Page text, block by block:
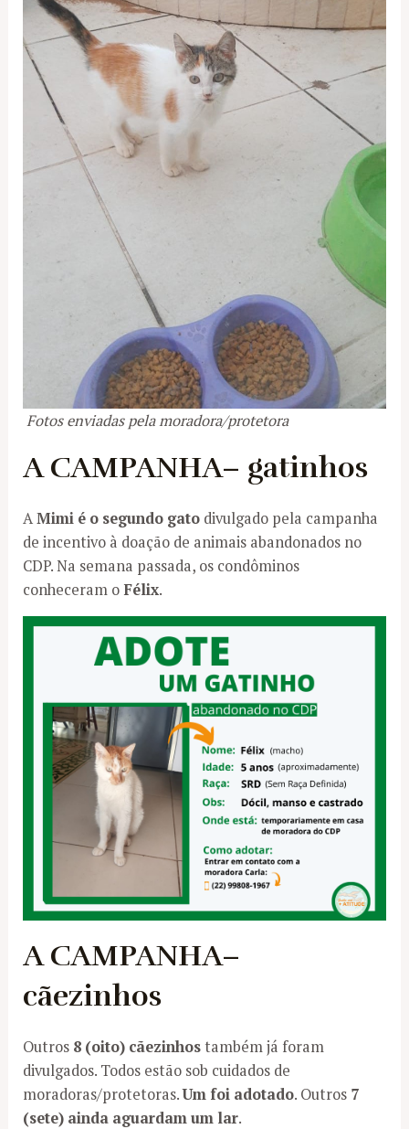
Fotos enviadas pela moradora/protetora
A CAMPANHA– gatinhos
AMimi é o segundo gato divulgado pela campanha
de incentivo à doação de animais abandonados no
CDP. Na semana passada, os condôminos
conheceram oFélix.
A CAMPANHA–
cãezinhos
Outros 8 (oito) cãezinhostambém já foram
divulgados. Todos estão sob cuidados de
moradoras/protetoras.Um foi adotado. Outros 7
(sete) ainda aguardam um lar.